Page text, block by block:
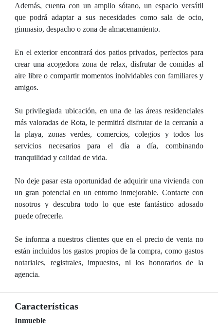
Además, cuenta con un amplio sótano, un espacio versátil
que podrá adaptar a sus necesidades como sala de ocio,
gimnasio, despacho o zona de almacenamiento.
En el exterior encontrará dos patios privados, perfectos para
crear una acogedora zona de relax, disfrutar de comidas al
aire libre o compartir momentos inolvidables con familiares y
amigos.
Su privilegiada ubicación, en una de las áreas residenciales
más valoradas de Rota, le permitirá disfrutar de la cercanía a
la playa, zonas verdes, comercios, colegios y todos los
servicios necesarios para el día a día, combinando
tranquilidad y calidad de vida.
No deje pasar esta oportunidad de adquirir una vivienda con
un gran potencial en un entorno inmejorable. Contacte con
nosotros y descubra todo lo que este fantástico adosado
puede ofrecerle.
Se informa a nuestros clientes que en el precio de venta no
están incluidos los gastos propios de la compra, como gastos
notariales, registrales, impuestos, ni los honorarios de la
agencia.
Características
Inmueble